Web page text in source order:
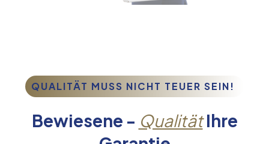
QUALITÄT MUSS NICHT TEUER SEIN!
Bewiesene - QualitätIhre